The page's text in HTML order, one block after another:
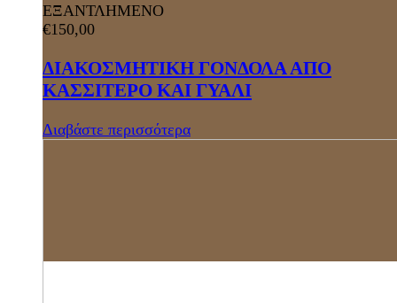
ΕΞΑΝΤΛΗΜΕΝΟ
€150,00
ΔΙΑΚΟΣΜΗΤΙΚΗ ΓΟΝΔΟΛΑ ΑΠΟ
ΚΑΣΣΙΤΕΡΟ ΚΑΙ ΓΥΑΛΙ
Διαβάστε περισσότερα